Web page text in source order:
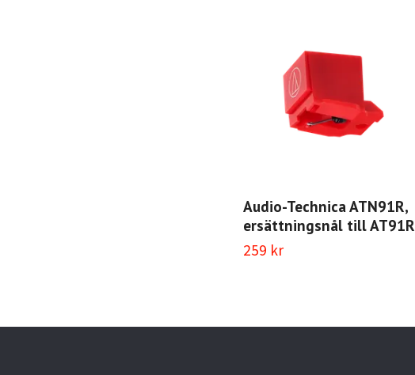
Audio-Technica ATN91R,
ersättningsnål till AT91R
259 kr